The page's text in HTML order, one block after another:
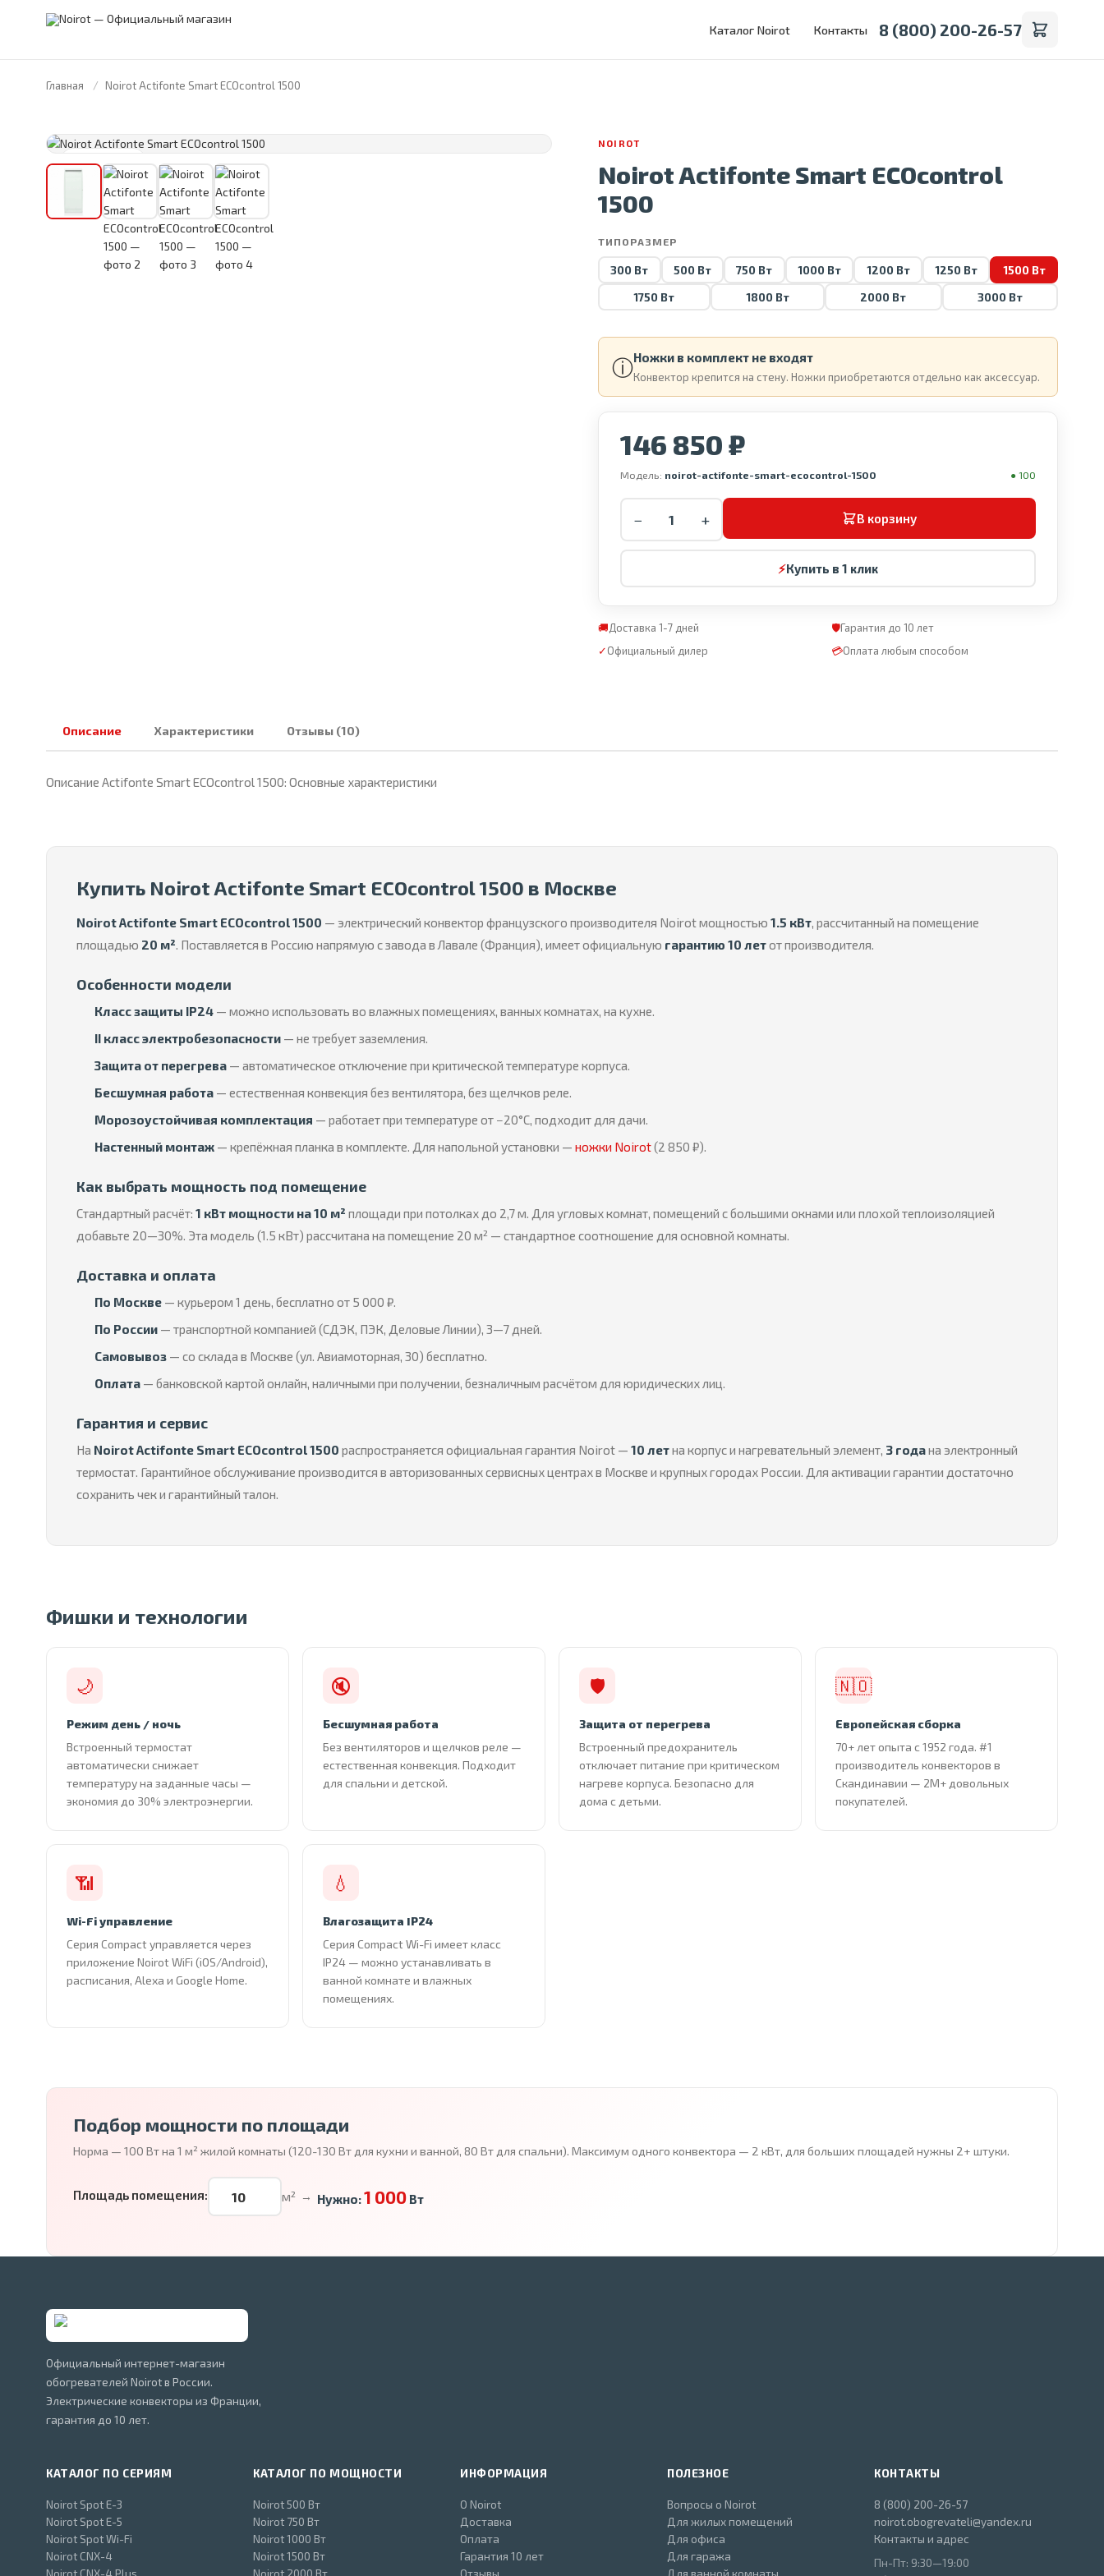
Каталог Noirot Контакты 8 (800) 200-26-57
Главная Noirot Actifonte Smart ECOcontrol 1500
FRANCE · 1946
NOIROT
Noirot Actifonte Smart ECOcontrol
1500
ТИПОРАЗМЕР
300 Вт 500 Вт 750 Вт 1000 Вт 1200 Вт 1250 Вт
1500 Вт
1750 Вт
1800 Вт 2000 Вт 3000 Вт
ⓘНожки в комплект не входят
Конвектор крепится на стену. Ножки приобретаются отдельно как аксессуар.
146 850 ₽
Модель: noirot-actifonte-smart-ecocontrol-1500 ● 100
− + В корзину
⚡Купить в 1 клик
🚚Доставка 1-7 дней 🛡Гарантия до 10 лет
✓Официальный дилер 💳Оплата любым способом
Описание Характеристики Отзывы (10)
Описание Actifonte Smart ECOcontrol 1500: Основные характеристики
Купить Noirot Actifonte Smart ECOcontrol 1500 в Москве
Noirot Actifonte Smart ECOcontrol 1500 — электрический конвектор французского производителя Noirot мощностью 1.5 кВт, рассчитанный на помещение
площадью 20 м². Поставляется в Россию напрямую с завода в Лавале (Франция), имеет официальную гарантию 10 летот производителя.
Особенности модели
Класс защиты IP24 — можно использовать во влажных помещениях, ванных комнатах, на кухне.
II класс электробезопасности — не требует заземления.
Защита от перегрева — автоматическое отключение при критической температуре корпуса.
Бесшумная работа — естественная конвекция без вентилятора, без щелчков реле.
Морозоустойчивая комплектация — работает при температуре от −20°C, подходит для дачи.
Настенный монтаж — крепёжная планка в комплекте. Для напольной установки — ножки Noirot(2 850 ₽).
Как выбрать мощность под помещение
Стандартный расчёт: 1 кВт мощности на 10 м² площади при потолках до 2,7 м. Для угловых комнат, помещений с большими окнами или плохой теплоизоляцией
добавьте 20—30%. Эта модель (1.5 кВт) рассчитана на помещение 20 м² — стандартное соотношение для основной комнаты.
Доставка и оплата
По Москве — курьером 1 день, бесплатно от 5 000 ₽.
По России — транспортной компанией (СДЭК, ПЭК, Деловые Линии), 3—7 дней.
Самовывоз — со склада в Москве (ул. Авиамоторная, 30) бесплатно.
Оплата — банковской картой онлайн, наличными при получении, безналичным расчётом для юридических лиц.
Гарантия и сервис
На Noirot Actifonte Smart ECOcontrol 1500 распространяется официальная гарантия Noirot — 10 летна корпус и нагревательный элемент, 3 годана электронный
термостат. Гарантийное обслуживание производится в авторизованных сервисных центрах в Москве и крупных городах России. Для активации гарантии достаточно
сохранить чек и гарантийный талон.
Фишки и технологии
🌙
Режим день / ночь
Встроенный термостат
автоматически снижает
температуру на заданные часы —
экономия до 30% электроэнергии.
🔇
Бесшумная работа
Без вентиляторов и щелчков реле —
естественная конвекция. Подходит
для спальни и детской.
🛡
Защита от перегрева
Встроенный предохранитель
отключает питание при критическом
нагреве корпуса. Безопасно для
дома с детьми.
🇳🇴
Европейская сборка
70+ лет опыта с 1952 года. #1
производитель конвекторов в
Скандинавии — 2М+ довольных
покупателей.
📶
Wi-Fi управление
Серия Compact управляется через
приложение Noirot WiFi (iOS/Android),
расписания, Alexa и Google Home.
💧
Влагозащита IP24
Серия Compact Wi-Fi имеет класс
IP24 — можно устанавливать в
ванной комнате и влажных
помещениях.
Подбор мощности по площади
Норма — 100 Вт на 1 м² жилой комнаты (120-130 Вт для кухни и ванной, 80 Вт для спальни). Максимум одного конвектора — 2 кВт, для больших площадей нужны 2+ штуки.
Площадь помещения: м² → Нужно:1 000Вт
Официальный интернет-магазин
обогревателей Noirot в России.
Электрические конвекторы из Франции,
гарантия до 10 лет.
КАТАЛОГ ПО СЕРИЯМ
Noirot Spot E-3
Noirot Spot E-5
Noirot Spot Wi-Fi
Noirot CNX-4
Noirot CNX-4 Plus
КАТАЛОГ ПО МОЩНОСТИ
Noirot 500 Вт
Noirot 750 Вт
Noirot 1000 Вт
Noirot 1500 Вт
Noirot 2000 Вт
ИНФОРМАЦИЯ
О Noirot
Доставка
Оплата
Гарантия 10 лет
Отзывы
ПОЛЕЗНОЕ
Вопросы о Noirot
Для жилых помещений
Для офиса
Для гаража
Для ванной комнаты
КОНТАКТЫ
8 (800) 200-26-57
noirot.obogrevateli@yandex.ru
Контакты и адрес
Пн-Пт: 9:30—19:00